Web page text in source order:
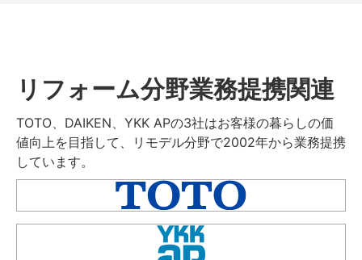
リフォーム分野業務提携関連
TOTO、DAIKEN、YKK APの3社はお客様の暮らしの価
値向上を目指して、リモデル分野で2002年から業務提携
しています。